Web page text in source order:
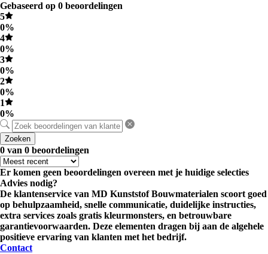
Gebaseerd op 0 beoordelingen
5
0%
4
0%
3
0%
2
0%
1
0%
Zoeken
0 van 0 beoordelingen
Er komen geen beoordelingen overeen met je huidige selecties
Advies nodig?
De klantenservice van MD Kunststof Bouwmaterialen scoort goed
op behulpzaamheid, snelle communicatie, duidelijke instructies,
extra services zoals gratis kleurmonsters, en betrouwbare
garantievoorwaarden. Deze elementen dragen bij aan de algehele
positieve ervaring van klanten met het bedrijf.
Contact